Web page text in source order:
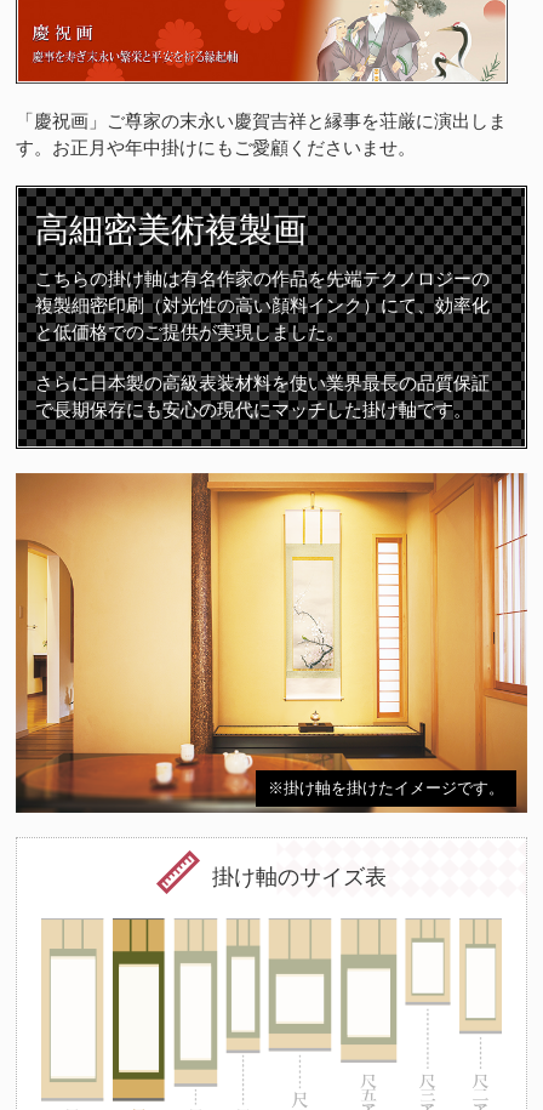
「慶祝画」ご尊家の末永い慶賀吉祥と縁事を荘厳に演出しま
す。お正月や年中掛けにもご愛顧くださいませ。
高細密美術複製画
こちらの掛け軸は有名作家の作品を先端テクノロジーの
複製細密印刷（対光性の高い顔料インク）にて、効率化
と低価格でのご提供が実現しました。
さらに日本製の高級表装材料を使い業界最長の品質保証
で長期保存にも安心の現代にマッチした掛け軸です。
※掛け軸を掛けたイメージです。
掛け軸のサイズ表